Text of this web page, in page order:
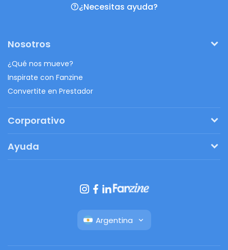
¿Necesitas ayuda?
Nosotros
¿Qué nos mueve?
Inspirate con Fanzine
Convertite en Prestador
Corporativo
Regalos originales
Ayuda
Botón de arrepentimiento
Argentina